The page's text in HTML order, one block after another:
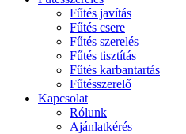
Fűtés javítás
Fűtés csere
Fűtés szerelés
Fűtés tisztítás
Fűtés karbantartás
Fűtésszerelő
Kapcsolat
Rólunk
Ajánlatkérés